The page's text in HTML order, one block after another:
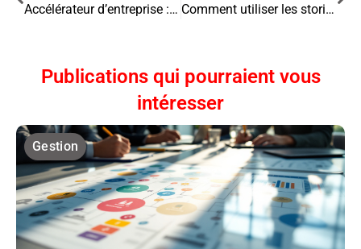
Accélérateur d’entreprise : Un levier pour l’innovation et la croissance
Comment utiliser les stories sur Instagram pour promouvoir les offres spéciales de votre entreprise
Publications qui pourraient vous
intéresser
Gestion